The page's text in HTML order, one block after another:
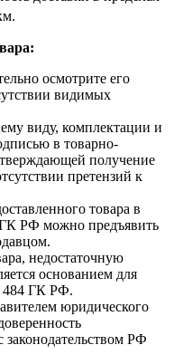
осмотрите его
видимых
виду, комплектации и
в товарно-
получение
претензий к
товара в
ГК РФ можно предъявить
недостаточную
основанием для
484 ГК РФ.
юридического
законодательством РФ